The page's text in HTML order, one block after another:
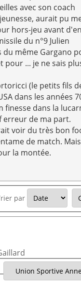
avec son coach
aurait pu
hors-jeu avant d'en
du n°9 Julien
du même Gargano
pour ... je ne sais
(le petits fils
dans les années
dans la
erreur de ma part.
voir du très bon
de match.
la montée.
par